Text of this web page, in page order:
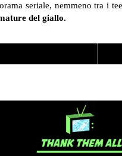
seriale, nemmeno tra i
del giallo.